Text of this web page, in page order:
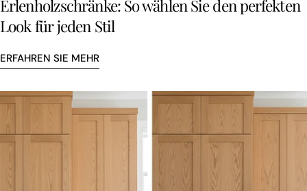
Erlenholzschränke: So wählen Sie den perfekten
Look für jeden Stil
ERFAHREN SIE MEHR